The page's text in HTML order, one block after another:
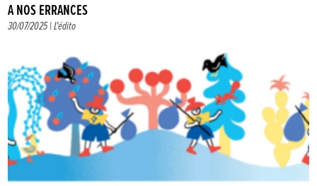
À NOS ERRANCES
30/07/2025 |L'édito